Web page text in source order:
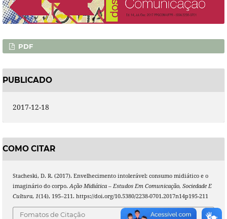
PDF
PUBLICADO
2017-12-18
COMO CITAR
Stacheski, D. R. (2017). Envelhecimento intolerável: consumo midiático e o
imaginário do corpo.Ação Midiática – Estudos Em Comunicação, Sociedade E
Cultura, 1(14), 195–211. https://doi.org/10.5380/2238-0701.2017n14p195-211
Fomatos de Citação